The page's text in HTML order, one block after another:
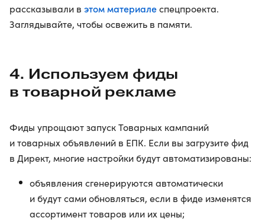
рассказывали в этом материалеспецпроекта.
Заглядывайте, чтобы освежить в памяти.
4. Используем фиды
в товарной рекламе
Фиды упрощают запуск Товарных кампаний
и товарных объявлений в ЕПК. Если вы загрузите фид
в Директ, многие настройки будут автоматизированы:
объявления сгенерируются автоматически
и будут сами обновляться, если в фиде изменятся
ассортимент товаров или их цены;